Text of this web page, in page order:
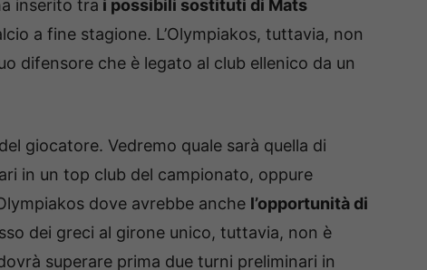
inserito tra i possibili sostituti di Mats
a fine stagione. L’Olympiakos, tuttavia, non
difensore che è legato al club ellenico da un
giocatore. Vedremo quale sarà quella di
in un top club del campionato, oppure
dove avrebbe anche l’opportunità di
dei greci al girone unico, tuttavia, non è
superare prima due turni preliminari in